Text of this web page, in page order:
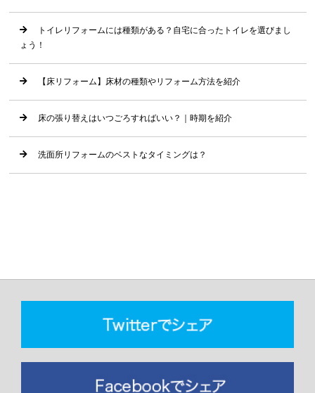
トイレリフォームには種類がある？自宅に合ったトイレを選びまし
ょう！
【床リフォーム】床材の種類やリフォーム方法を紹介
床の張り替えはいつごろすればいい？｜時期を紹介
洗面所リフォームのベストなタイミングは？